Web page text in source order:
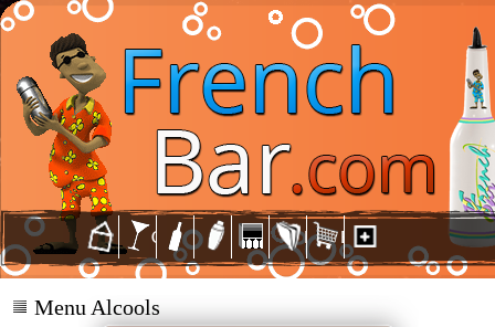
Menu Alcools